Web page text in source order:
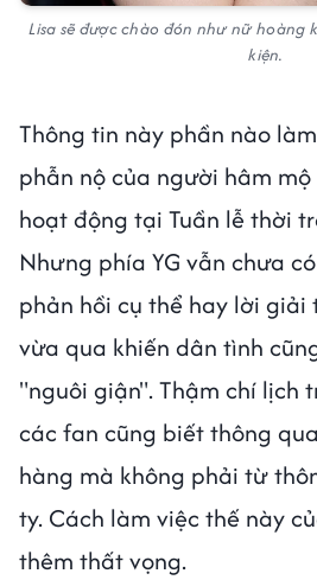
Lisa sẽ được chào đón như nữ hoàng
kiện.
Thông tin này phần nào
phẫn nộ của người hâm
hoạt động tại Tuần lễ thời
Nhưng phía YG vẫn chưa
phản hồi cụ thể hay lời giải
vừa qua khiến dân tình
"nguôi giận". Thậm chí lịch
các fan cũng biết thông
hàng mà không phải từ
ty. Cách làm việc thế này
thêm thất vọng.